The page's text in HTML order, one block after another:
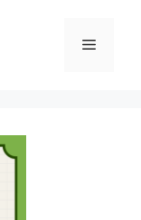
메